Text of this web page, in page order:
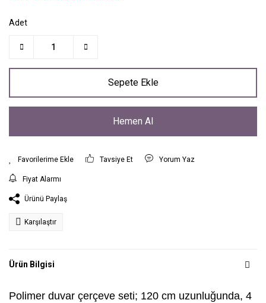
Adet
Sepete Ekle
Hemen Al
Tavsiye Et Yorum Yaz
Fiyat Alarmı
Ürünü Paylaş
Karşılaştır
Ürün Bilgisi
Polimer duvar çerçeve seti; 120 cm uzunluğunda, 4